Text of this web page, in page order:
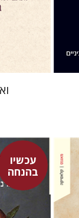
עכשיו
בהנחה
גור
אברהם